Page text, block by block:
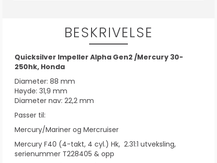
BESKRIVELSE
Quicksilver Impeller Alpha Gen2 /Mercury 30-
250hk, Honda
Diameter: 88 mm
Høyde: 31,9 mm
Diameter nav: 22,2 mm
Passer til:
Mercury/Mariner og Mercruiser
Mercury F40 (4-takt, 4 cyl.) Hk, 2.31:1 utveksling,
serienummer T228405 & opp